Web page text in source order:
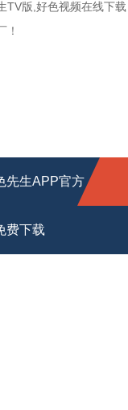
TV版,好色视频在线下载
！
先生APP官方
费下载